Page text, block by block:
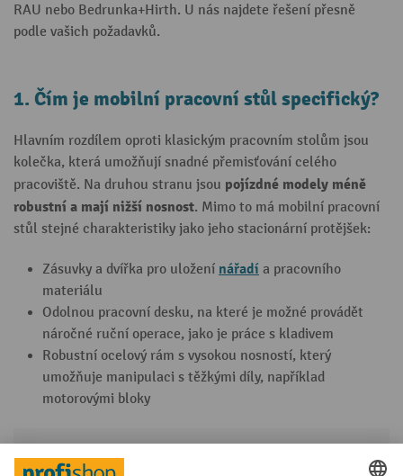
RAU nebo Bedrunka+Hirth. U nás najdete řešení přesně
podle vašich požadavků.
1. Čím je mobilní pracovní stůl specifický?
Hlavním rozdílem oproti klasickým pracovním stolům jsou
kolečka, která umožňují snadné přemisťování celého
pracoviště. Na druhou stranu jsou pojízdné modely méně
robustní a mají nižší nosnost. Mimo to má mobilní pracovní
stůl stejné charakteristiky jako jeho stacionární protějšek:
Zásuvky a dvířka pro uložení nářadí a pracovního
materiálu
Odolnou pracovní desku, na které je možné provádět
náročné ruční operace, jako je práce s kladivem
Robustní ocelový rám s vysokou nosností, který
umožňuje manipulaci s těžkými díly, například
motorovými bloky